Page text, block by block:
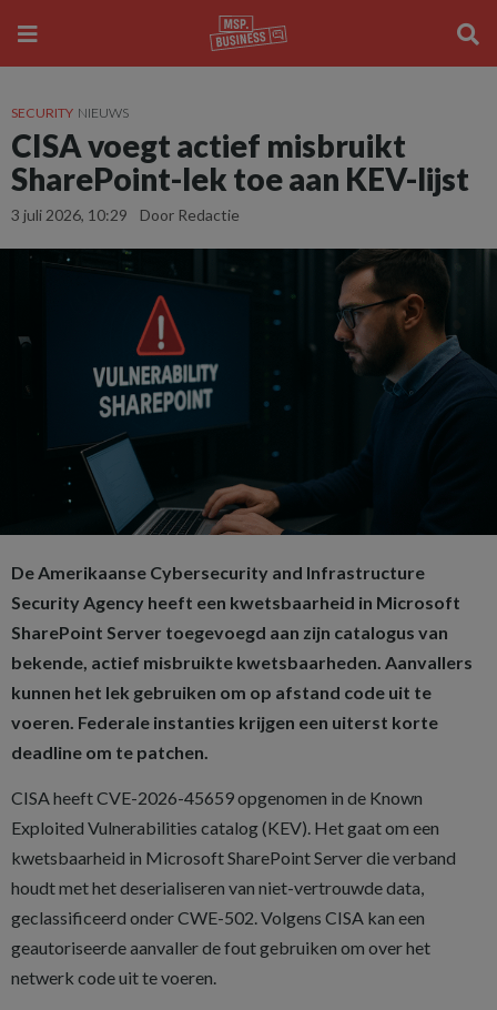
SECURITY NIEUWS
CISA voegt actief misbruikt
SharePoint-lek toe aan KEV-lijst
3 juli 2026, 10:29 Door Redactie
De Amerikaanse Cybersecurity and Infrastructure
Security Agency heeft een kwetsbaarheid in Microsoft
SharePoint Server toegevoegd aan zijn catalogus van
bekende, actief misbruikte kwetsbaarheden. Aanvallers
kunnen het lek gebruiken om op afstand code uit te
voeren. Federale instanties krijgen een uiterst korte
deadline om te patchen.
CISA heeft CVE-2026-45659 opgenomen in de Known
Exploited Vulnerabilities catalog (KEV). Het gaat om een
kwetsbaarheid in Microsoft SharePoint Server die verband
houdt met het deserialiseren van niet-vertrouwde data,
geclassificeerd onder CWE-502. Volgens CISA kan een
geautoriseerde aanvaller de fout gebruiken om over het
netwerk code uit te voeren.